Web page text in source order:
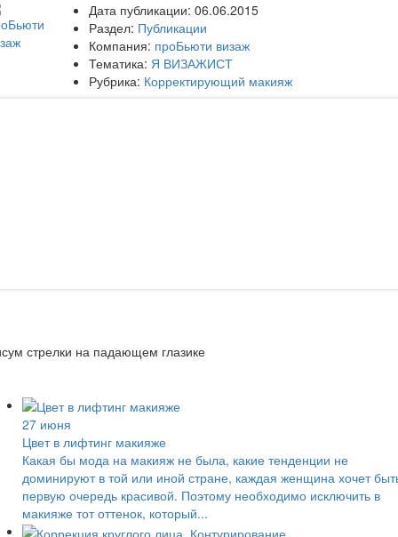
Дата публикации: 06.06.2015
Раздел: Публикации
Компания: проБьюти визаж
Тематика: Я ВИЗАЖИСТ
Рубрика: Корректирующий макияж
стрелки на падающем глазике
27 июня
Цвет в лифтинг макияже
Какая бы мода на макияж не была, какие тенденции не
доминируют в той или иной стране, каждая женщина хочет
первую очередь красивой. Поэтому необходимо исключить в
макияже тот оттенок, который...